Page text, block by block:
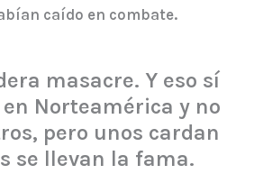
caído en combate.
masacre. Y eso sí
Norteamérica y no
pero unos cardan
se llevan la fama.